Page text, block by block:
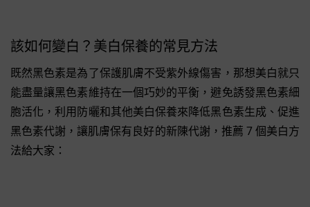
該如何變白？美白保養的常見方法
既然黑色素是為了保護肌膚不受紫外線傷害，那想美白就只
能盡量讓黑色素維持在一個巧妙的平衡，避免誘發黑色素細
胞活化，利用防曬和其他美白保養來降低黑色素生成、促進
黑色素代謝，讓肌膚保有良好的新陳代謝，推薦 7 個美白方
法給大家：